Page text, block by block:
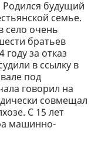
будущий
семье.
село очень
братьев
году за отказ
в ссылку в
под
говорил на
совмещал
С 15 лет
машинно-